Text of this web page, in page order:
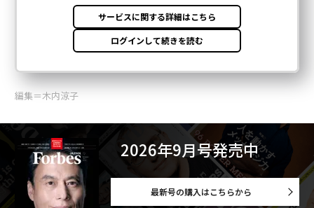
編集＝木内涼子
2026年9月号発売中
最新号の購入はこちらから